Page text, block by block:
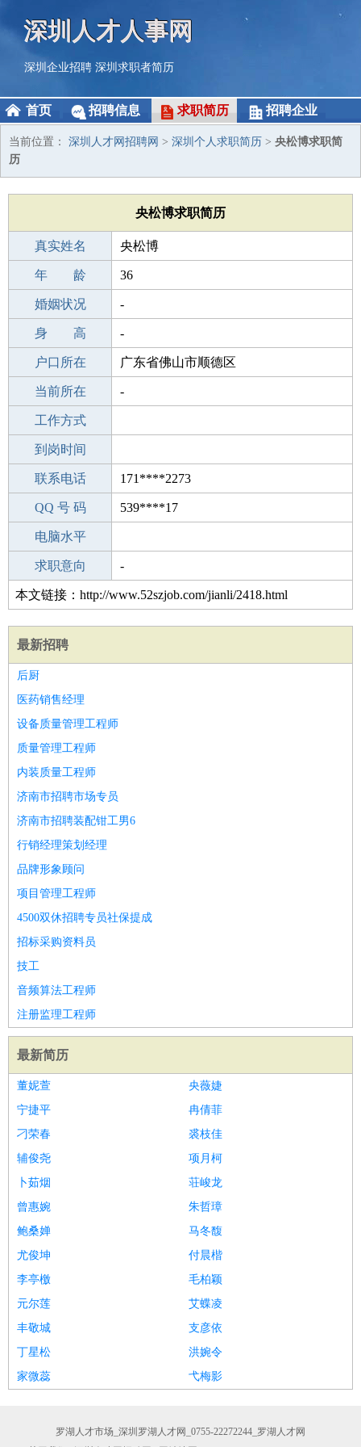
深圳人才人事网
深圳企业招聘 深圳求职者简历
首页 招聘信息 求职简历 招聘企业
当前位置： 深圳人才网招聘网 > 深圳个人求职简历 > 央松博求职简
历
央松博求职简历
真实姓名 央松博
性 别 男
年 龄 36
出生年月 1990-06-29
婚姻状况 -
学 历 高中
身 高 -
毕业学校 江苏省海事职业技术学院
户口所在 广东省佛山市顺德区
所学专业 -
当前所在 -
工作经验
工作方式
驾 照
到岗时间
期望月薪
联系电话 171****2273
手机号码 171****2273
QQ 号 码 539****17
微信号码
电脑水平
外语水平
求职意向 -
本文链接：http://www.52szjob.com/jianli/2418.html
最新招聘
后厨
医药销售经理
设备质量管理工程师
质量管理工程师
内装质量工程师
济南市招聘市场专员
济南市招聘装配钳工男6
行销经理策划经理
品牌形象顾问
项目管理工程师
4500双休招聘专员社保提成
招标采购资料员
技工
音频算法工程师
注册监理工程师
最新简历
董妮萱
央薇婕
宁捷平
冉倩菲
刁荣春
裘枝佳
辅俊尧
项月柯
卜茹烟
荘峻龙
曾惠婉
朱哲璋
鲍桑婵
马冬馥
尤俊坤
付晨楷
李亭檄
毛柏颖
元尔莲
艾蝶凌
丰敬城
支彦依
丁星松
洪婉令
家微蕊
弋梅影
罗湖人才市场_深圳罗湖人才网_0755-22272244_罗湖人才网